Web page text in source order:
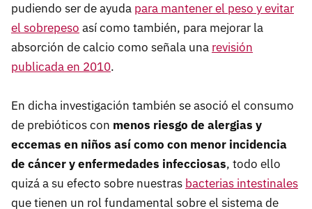
pudiendo ser de ayuda para mantener el peso y evitar
el sobrepeso así como también, para mejorar la
absorción de calcio como señala una revisión
publicada en 2010.
En dicha investigación también se asoció el consumo
de prebióticos con menos riesgo de alergias y
eccemas en niños así como con menor incidencia
de cáncer y enfermedades infecciosas, todo ello
quizá a su efecto sobre nuestras bacterias intestinales
que tienen un rol fundamental sobre el sistema de